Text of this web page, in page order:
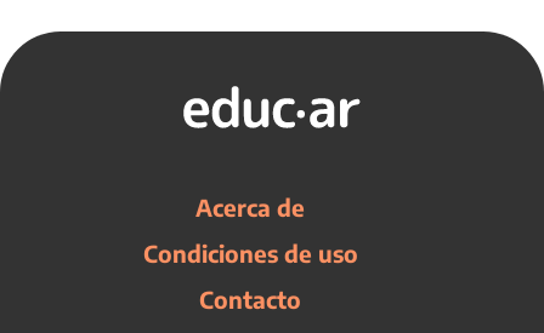
Acerca de
Condiciones de uso
Contacto